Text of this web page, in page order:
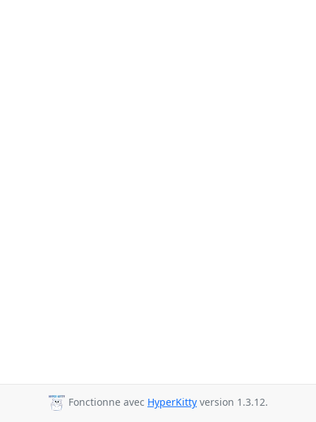
Fonctionne avec HyperKitty version 1.3.12.